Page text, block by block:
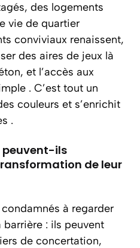
des logements
vie de quartier
conviviaux renaissent,
des aires de jeux là
et l’accès aux
. C’est tout un
couleurs et s’enrichit
.
peuvent-ils
de leur
à regarder
: ils peuvent
de concertation,